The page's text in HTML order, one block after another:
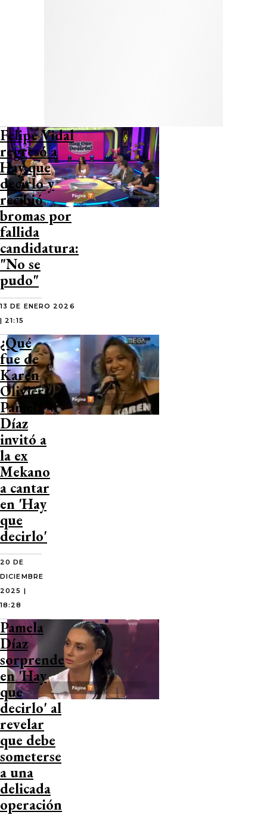
Felipe Vidal
regresó a
Hay que
decirlo y
recibió
bromas por
fallida
candidatura:
"No se
pudo"
13 DE ENERO 2026
| 21:15
¿Qué
fue de
Karen
Olivier?
Pamela
Díaz
invitó a
la ex
Mekano
a cantar
en 'Hay
que
decirlo'
20 DE
DICIEMBRE
2025 |
18:28
Pamela
Díaz
sorprende
en 'Hay
que
decirlo' al
revelar
que debe
someterse
a una
delicada
operación